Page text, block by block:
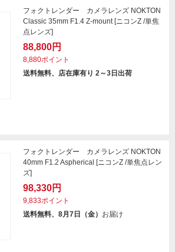
フォクトレンダー カメラレンズ NOKTON
Classic 35mm F1.4 Z-mount [ニコンZ /単焦
点レンズ]
88,800円
8,880ポイント
送料無料、店在庫有り 2～3日出荷
フォクトレンダー カメラレンズ NOKTON
40mm F1.2 Aspherical [ニコンZ /単焦点レン
ズ]
98,330円
9,833ポイント
送料無料、8月7日（金） お届け